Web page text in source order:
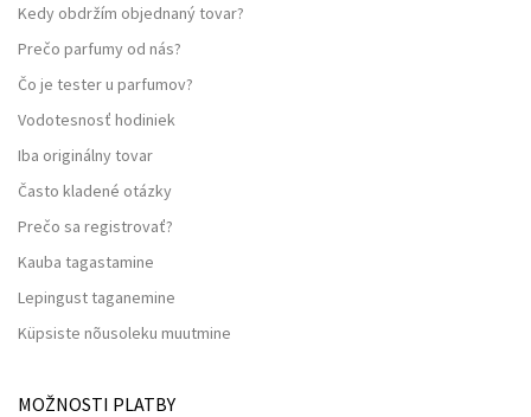
Kedy obdržím objednaný tovar?
Prečo parfumy od nás?
Čo je tester u parfumov?
Vodotesnosť hodiniek
Iba originálny tovar
Často kladené otázky
Prečo sa registrovať?
Kauba tagastamine
Lepingust taganemine
Küpsiste nõusoleku muutmine
MOŽNOSTI PLATBY